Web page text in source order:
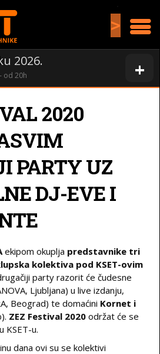
>
+
2026.
od 20h
2020
PARTY UZ
DJ-EVE I
ekipom okuplja predstavnike tri
kolektiva pod KSET-ovim
party razorit će čudesne
Ljubljana) u live izdanju,
Beograd) te domaćini Kornet i
ZEZ Festival 2020 održat će se
u KSET-u.
dana ovi su se kolektivi